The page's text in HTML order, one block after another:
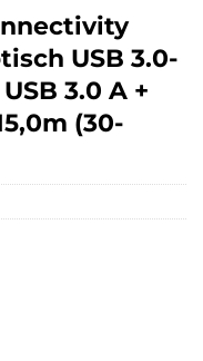
USB 3.0-
3.0 A +
(30-